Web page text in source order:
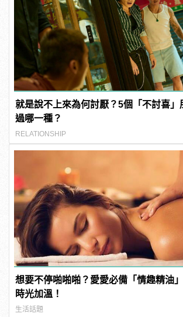
就是說不上來為何討厭？5個「不討喜」
過哪一種？
RELATIONSHIP
想要不停啪啪啪？愛愛必備「情趣精油
時光加溫！
生活話題